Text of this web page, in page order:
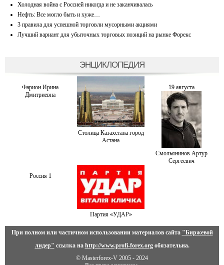
Холодная война с Россией никогда и не заканчивалась
Нефть: Все могло быть и хуже…
3 правила для успешной торговли мусорными акциями
Лучший вариант для убыточных торговых позиций на рынке Форекс
ЭНЦИКЛОПЕДИЯ
Фарион Ирина
Дмитриевна
Столица Казахстана город
Астана
19 августа
Смольянинов Артур
Сергеевич
Россия 1
Партия «УДАР»
При полном или частичном использовании материалов сайта "Биржевой
лидер" ссылка на http://www.profi-forex.orgобязательна.
© Masterforex-V 2005 - 2024